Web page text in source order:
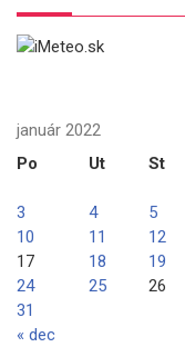
január 2022
Po
Ut St
« dec
3
4 5
10
11 12
17
18 19
24
25 26
31